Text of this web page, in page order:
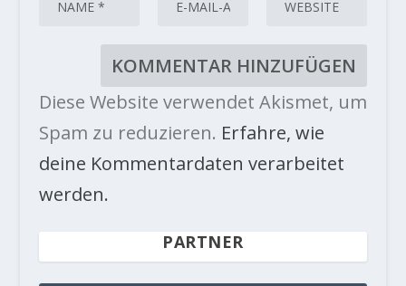
Diese Website verwendet Akismet, um
Spam zu reduzieren. Erfahre, wie
deine Kommentardaten verarbeitet
werden.
PARTNER